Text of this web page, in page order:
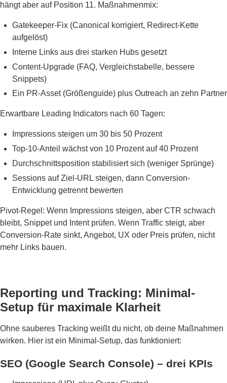
hängt aber auf Position 11. Maßnahmenmix:
Gatekeeper-Fix (Canonical korrigiert, Redirect-Kette
aufgelöst)
Interne Links aus drei starken Hubs gesetzt
Content-Upgrade (FAQ, Vergleichstabelle, bessere
Snippets)
Ein PR-Asset (Größenguide) plus Outreach an zehn Partner
Erwartbare Leading Indicators nach 60 Tagen:
Impressions steigen um 30 bis 50 Prozent
Top-10-Anteil wächst von 10 Prozent auf 40 Prozent
Durchschnittsposition stabilisiert sich (weniger Sprünge)
Sessions auf Ziel-URL steigen, dann Conversion-
Entwicklung getrennt bewerten
Pivot-Regel: Wenn Impressions steigen, aber CTR schwach
bleibt, Snippet und Intent prüfen. Wenn Traffic steigt, aber
Conversion-Rate sinkt, Angebot, UX oder Preis prüfen, nicht
mehr Links bauen.
Reporting und Tracking: Minimal-
Setup für maximale Klarheit
Ohne sauberes Tracking weißt du nicht, ob deine Maßnahmen
wirken. Hier ist ein Minimal-Setup, das funktioniert:
SEO (Google Search Console) – drei KPIs